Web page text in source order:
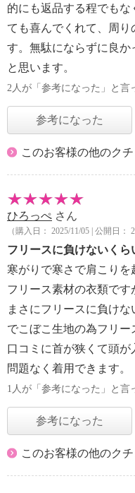
的にも返品する程でも
ても喜んでくれて、周
す。無駄にならずに良か
と思います。
2人が「参考になった」と言
参考になった
このお客様の他のク
ひろっぺ さん
（購入日： 2025/11/05 | 公開日：
フリースに負けないくら
寒がりで寒さで肩こり
フリース素材の衣類です
まさにフリースに負けな
でこぼこ生地の為フリ
口コミに首が狭くて頭
問題なく着用できます。
1人が「参考になった」と言
参考になった
このお客様の他のク